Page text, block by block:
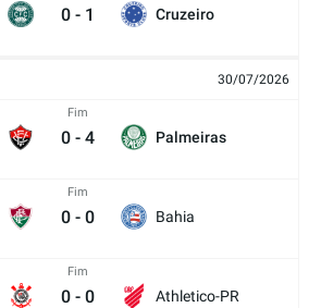
0 - 1 Cruzeiro
30/07/2026
Fim
0 - 4 Palmeiras
Fim
0 - 0 Bahia
Fim
0 - 0 Athletico-PR